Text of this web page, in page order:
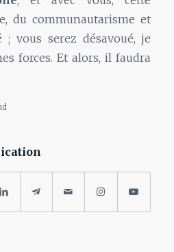
du communautarisme et
; vous serez désavoué, je
forces. Et alors, il faudra